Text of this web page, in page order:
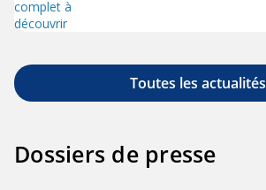
Toutes les actualités
Dossiers de presse